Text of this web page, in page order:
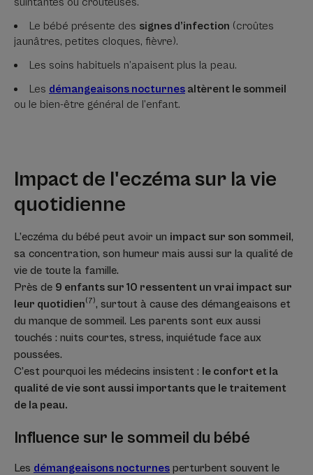
Le bébé présente des signes d’infection (croûtes
jaunâtres, petites cloques, fièvre).
Les soins habituels n’apaisent plus la peau.
Les démangeaisons nocturnes altèrent le sommeil
ou le bien-être général de l’enfant.
Impact de l'eczéma sur la vie
quotidienne
L’eczéma du bébé peut avoir un impact sur son sommeil,
sa concentration, son humeur mais aussi sur la qualité de
vie de toute la famille.
Près de 9 enfants sur 10 ressentent un vrai impact sur
leur quotidien(7), surtout à cause des démangeaisons et
du manque de sommeil. Les parents sont eux aussi
touchés : nuits courtes, stress, inquiétude face aux
poussées.
C’est pourquoi les médecins insistent : le confort et la
qualité de vie sont aussi importants que le traitement
de la peau.
Influence sur le sommeil du bébé
Les démangeaisons nocturnes perturbent souvent le